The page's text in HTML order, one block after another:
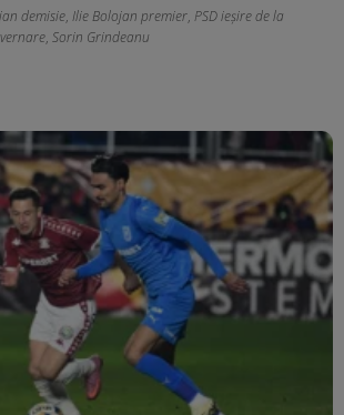
demisie, Ilie Bolojan premier, PSD ieșire de la
, Sorin Grindeanu